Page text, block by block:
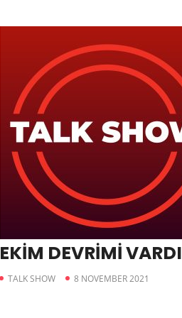
EKİM DEVRİMİ VARDI
TALK SHOW 8 NOVEMBER 2021